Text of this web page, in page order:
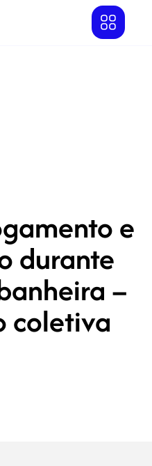
e
durante
–
coletiva